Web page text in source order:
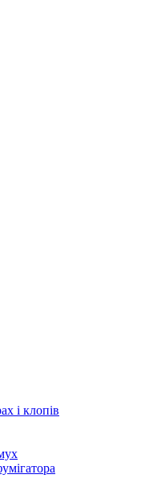
і клопів